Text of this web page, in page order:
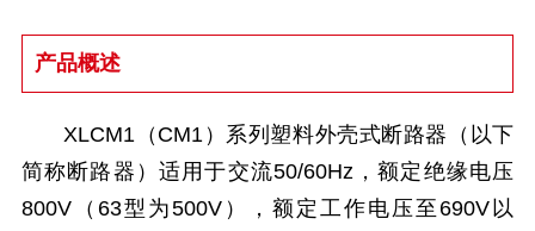
产品概述
XLCM1（CM1 ） 系列塑料外壳式断路器（以下
简称断路器 ） 适用于交流50/60Hz，额定绝缘电压
800V（63型为500V）
，额定工作电压至690V以